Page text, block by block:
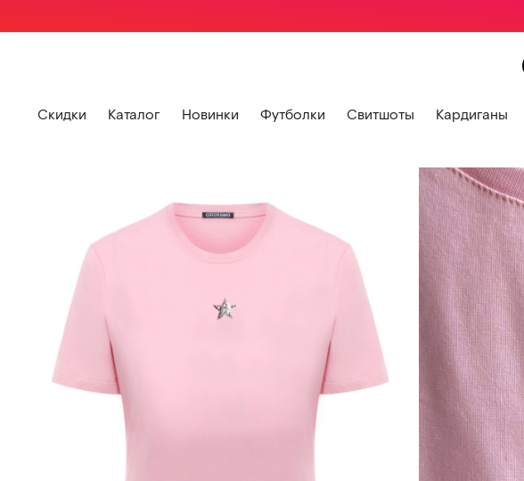
Скидки Каталог Новинки Футболки Свитшоты Кардиганы